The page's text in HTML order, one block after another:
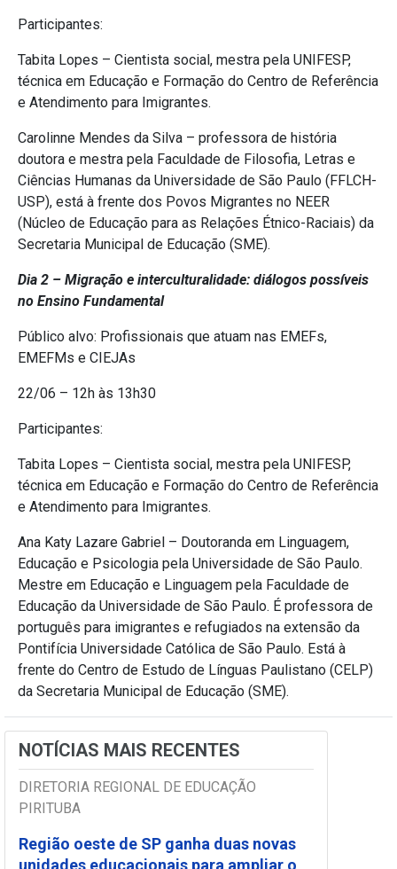
Participantes:
Tabita Lopes – Cientista social, mestra pela UNIFESP,
técnica em Educação e Formação do Centro de Referência
e Atendimento para Imigrantes.
Carolinne Mendes da Silva – professora de história
doutora e mestra pela Faculdade de Filosofia, Letras e
Ciências Humanas da Universidade de São Paulo (FFLCH-
USP), está à frente dos Povos Migrantes no NEER
(Núcleo de Educação para as Relações Étnico-Raciais) da
Secretaria Municipal de Educação (SME).
Dia 2 – Migração e interculturalidade: diálogos possíveis
no Ensino Fundamental
Público alvo: Profissionais que atuam nas EMEFs,
EMEFMs e CIEJAs
22/06 – 12h às 13h30
Participantes:
Tabita Lopes – Cientista social, mestra pela UNIFESP,
técnica em Educação e Formação do Centro de Referência
e Atendimento para Imigrantes.
Ana Katy Lazare Gabriel – Doutoranda em Linguagem,
Educação e Psicologia pela Universidade de São Paulo.
Mestre em Educação e Linguagem pela Faculdade de
Educação da Universidade de São Paulo. É professora de
português para imigrantes e refugiados na extensão da
Pontifícia Universidade Católica de São Paulo. Está à
frente do Centro de Estudo de Línguas Paulistano (CELP)
da Secretaria Municipal de Educação (SME).
NOTÍCIAS MAIS RECENTES
DIRETORIA REGIONAL DE EDUCAÇÃO
PIRITUBA
Região oeste de SP ganha duas novas
unidades educacionais para ampliar o